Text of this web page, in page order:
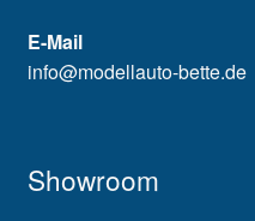
E-Mail
info@modellauto-bette.de
Showroom